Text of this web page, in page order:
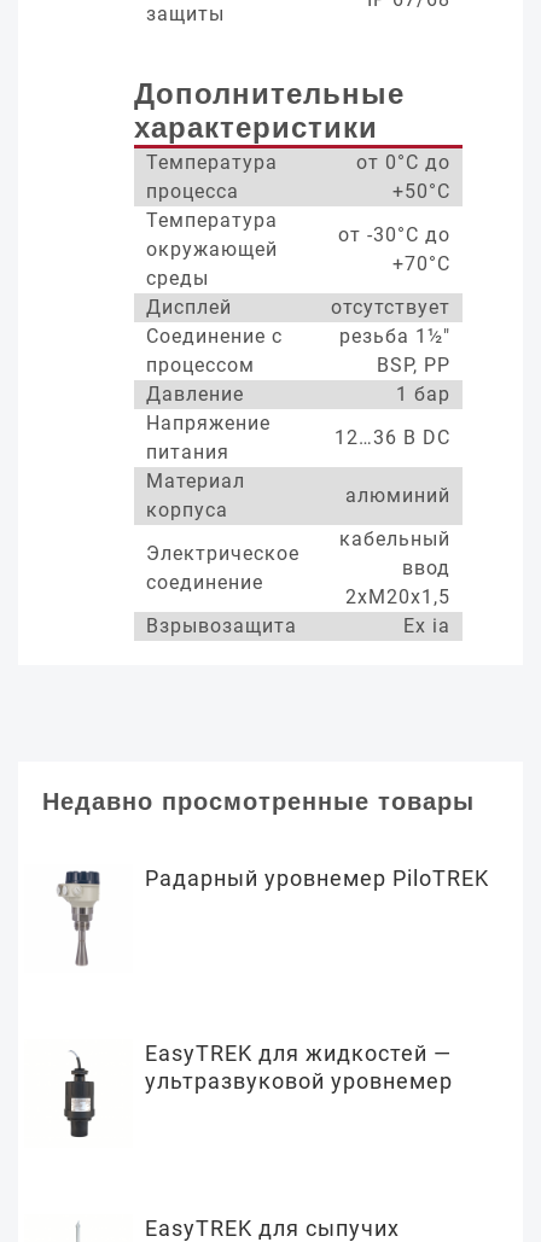
защиты
Дополнительные
характеристики
Температура
процесса
от 0°С до
+50°С
Температура
окружающей
среды
от -30°С до
+70°С
Дисплей
отсутствует
Соединение с
процессом
резьба 1½"
BSP, PP
Давление
1 бар
Напряжение
питания
12…36 В DC
Материал
корпуса
алюминий
Электрическое
соединение
кабельный
ввод
2хМ20х1,5
Взрывозащита
Ex ia
Недавно просмотренные товары
Радарный уровнемер PiloTREK
EasyTREK для жидкостей —
ультразвуковой уровнемер
EasyTREK для сыпучих